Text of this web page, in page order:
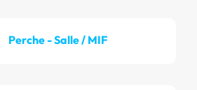
Perche - Salle / MIF